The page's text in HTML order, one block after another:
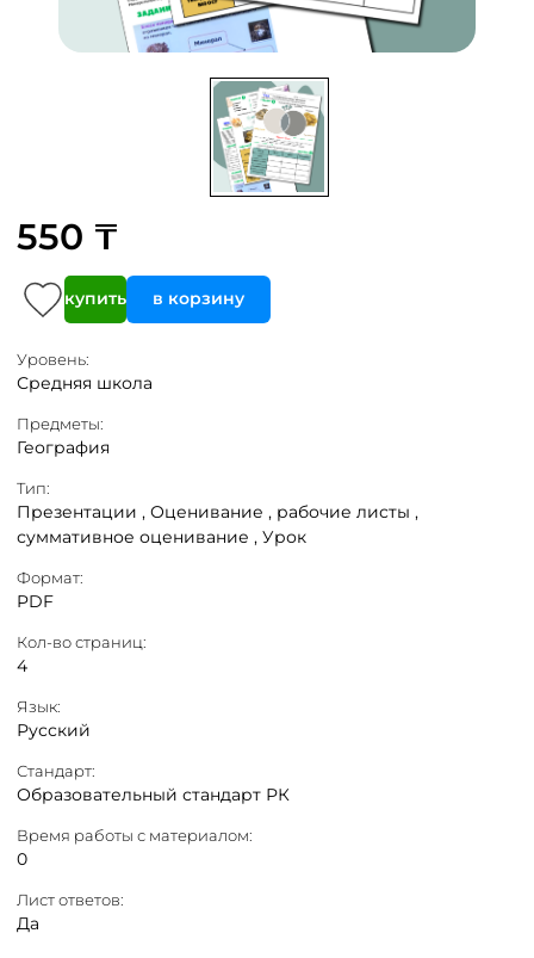
550 ₸
купить в корзину
Уровень:
Средняя школа
Предметы:
География
Тип:
Презентации , Оценивание , рабочие листы ,
суммативное оценивание , Урок
Формат:
PDF
Кол-во страниц:
4
Язык:
Русский
Стандарт:
Образовательный стандарт РК
Время работы с материалом:
0
Лист ответов:
Да